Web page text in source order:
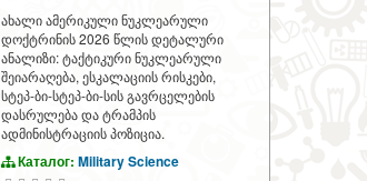
ახალი ამერიკული ნუკლეარული
დოქტრინის 2026 წლის დეტალური
ანალიზი: ტაქტიკური ნუკლეარული
შეიარაღება, ესკალაციის რისკები,
სტეპ-ბი-სტეპ-ბი-სის გავრცელების
დასრულება და ტრამპის
ადმინისტრაციის პოზიცია.
Каталог: Military Science